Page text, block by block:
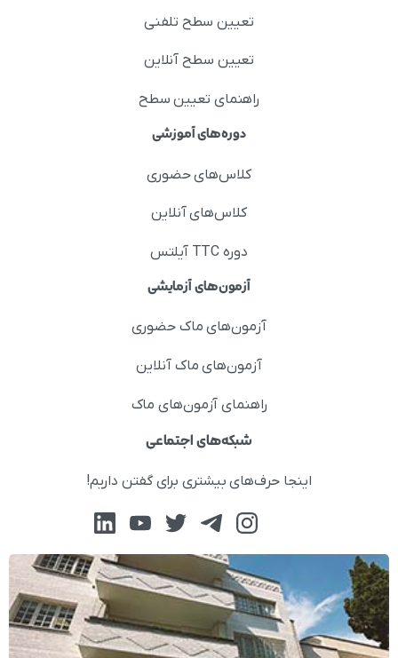
تعیین سطح تلفنی
تعیین سطح آنلاین
راهنمای تعیین سطح
دوره‌های آموزشی
کلاس‌های حضوری
کلاس‌های آنلاین
دوره TTC آیلتس
آزمون‌های آزمایشی
آزمون‌های ماک حضوری
آزمون‌های ماک آنلاین
راهنمای آزمون‌های ماک
شبکه‌های اجتماعی
اینجا حرف‌های بیشتری برای گفتن داریم!